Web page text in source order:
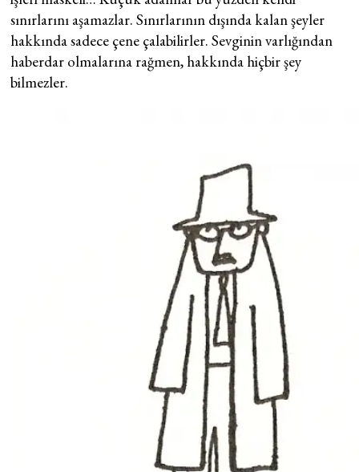
sınırlarını aşamazlar. Sınırlarının dışında kalan şeyler
hakkında sadece çene çalabilirler. Sevginin varlığından
haberdar olmalarına rağmen, hakkında hiçbir şey
bilmezler.